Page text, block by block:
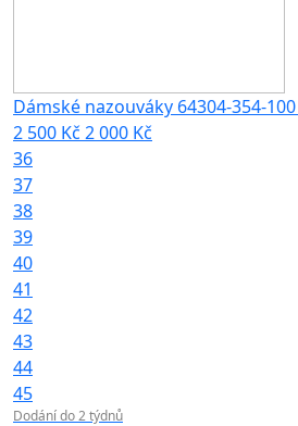
Dámské nazouváky 64304-354-
2 500 Kč 2 000 Kč
36
37
38
39
40
41
42
43
44
45
Dodání do 2 týdnů